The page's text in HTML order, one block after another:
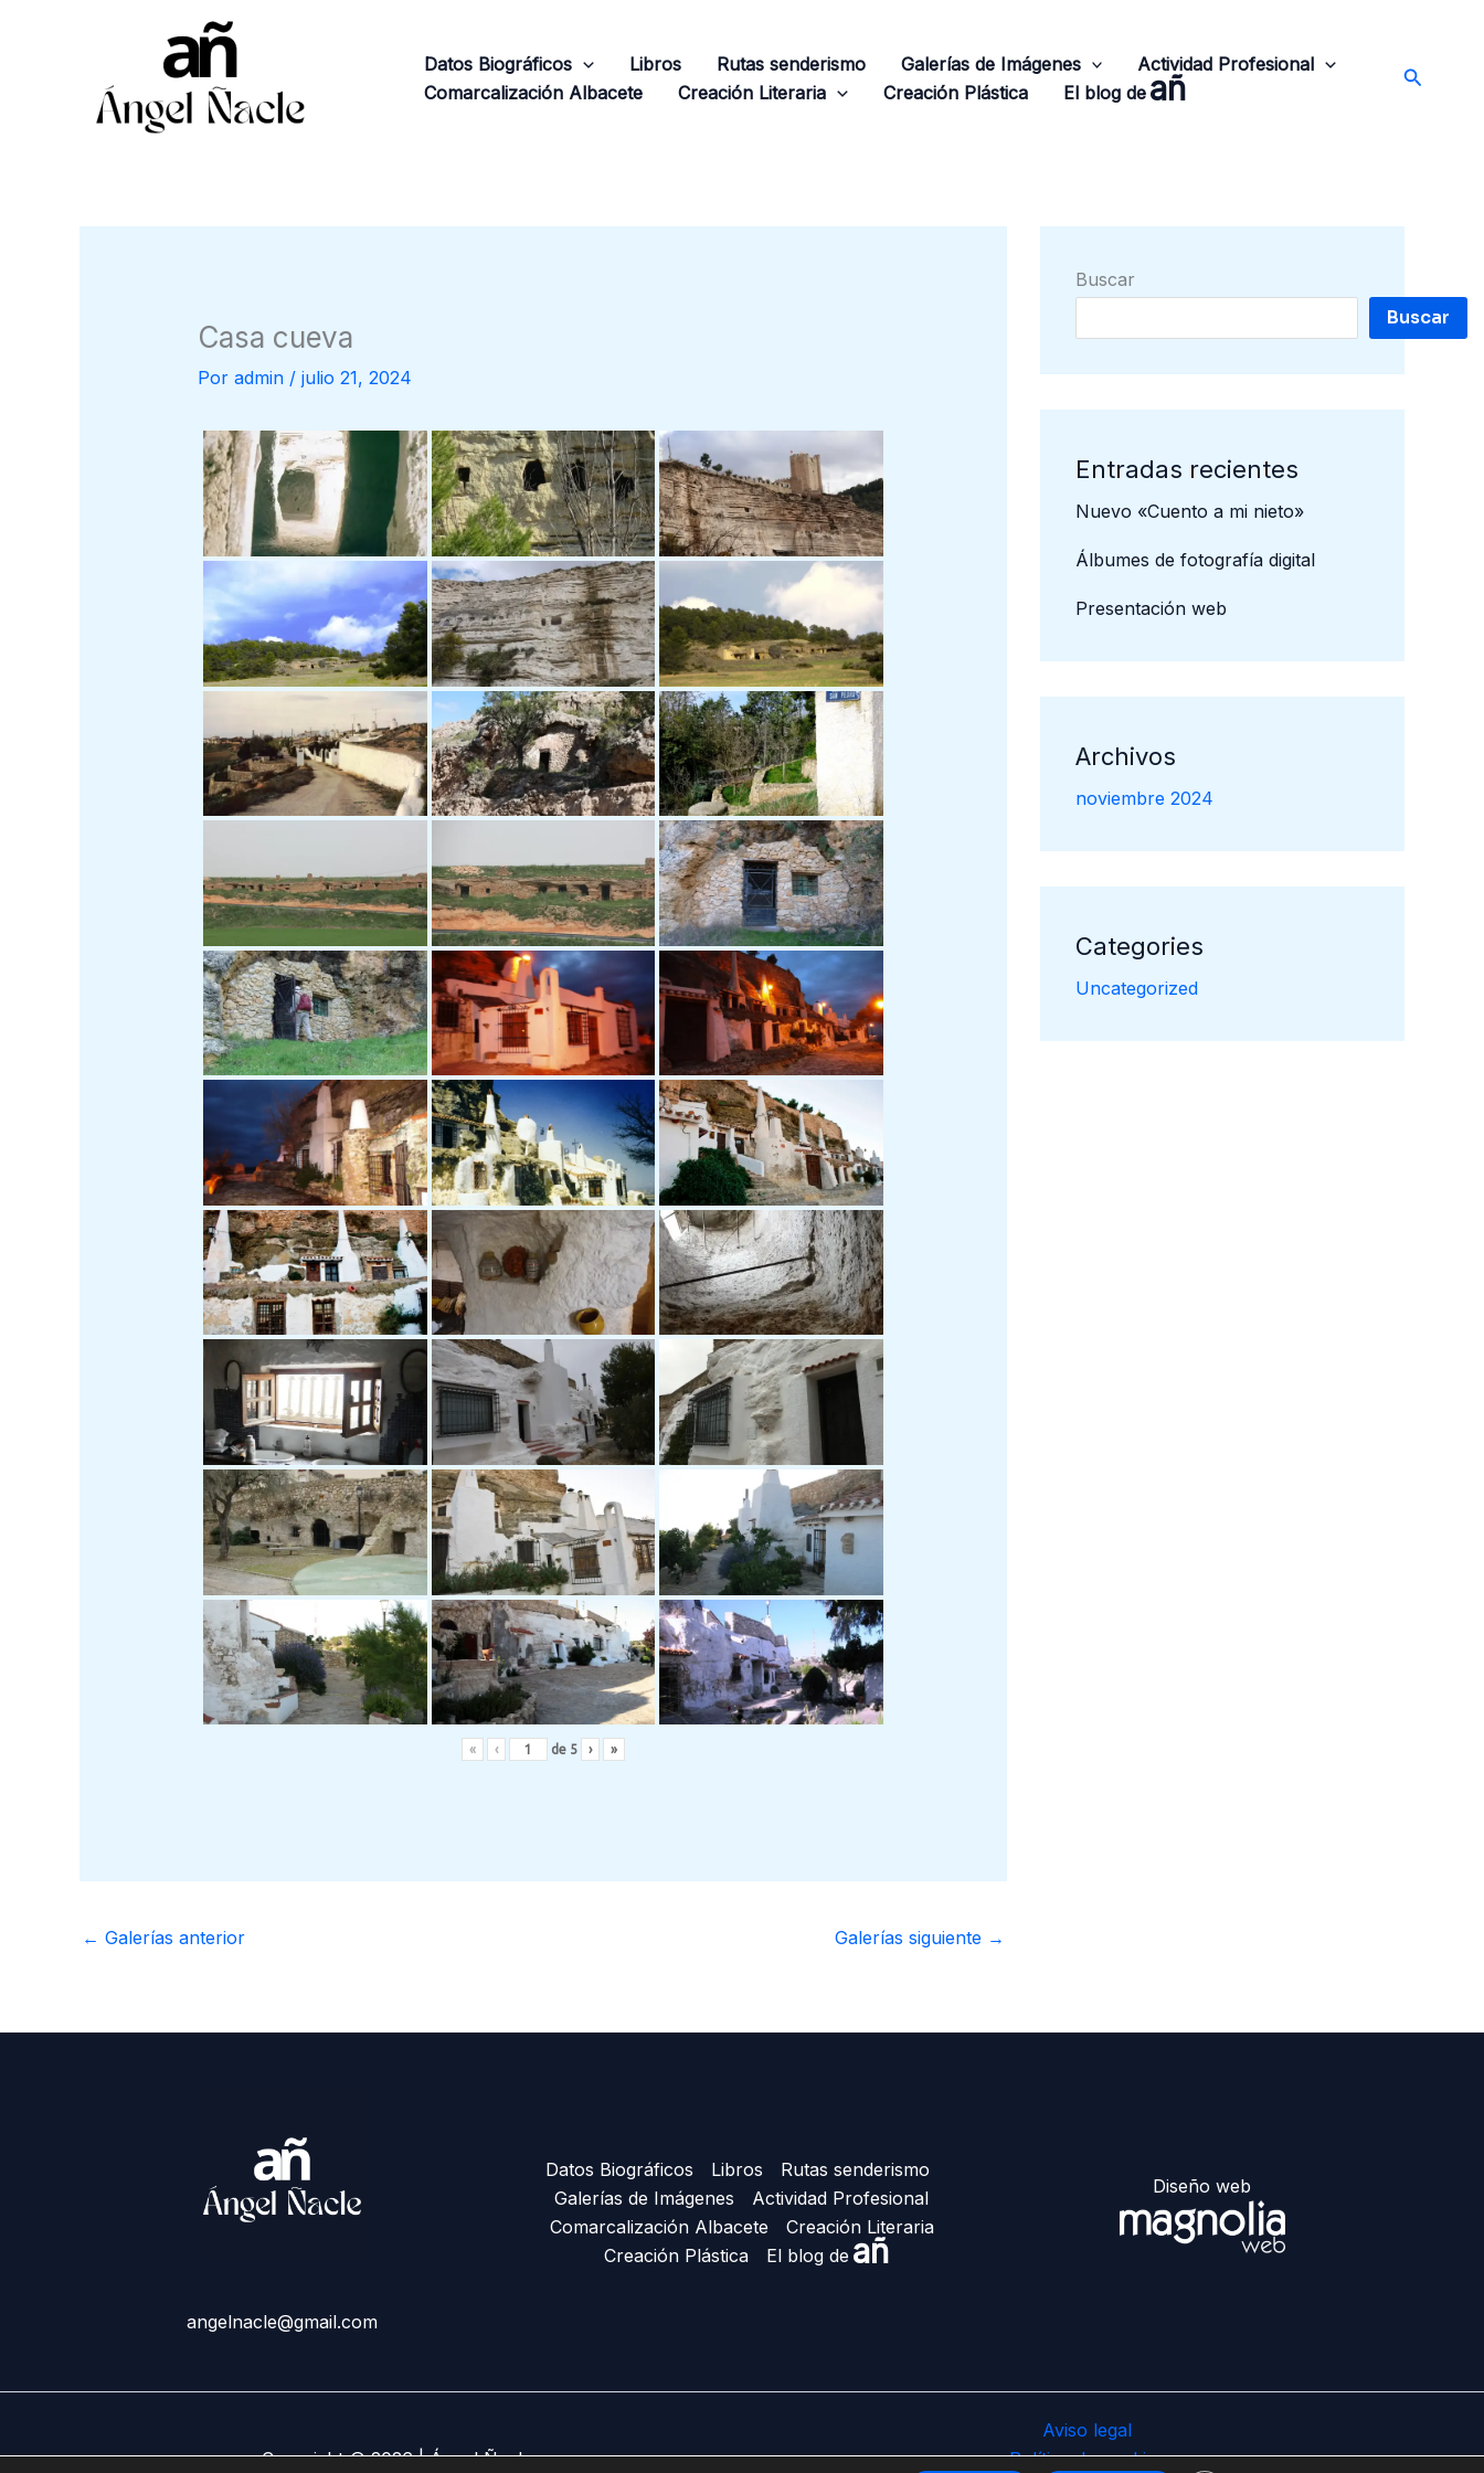
Datos Biográficos Libros Rutas senderismo Galerías de Imágenes
Actividad Profesional
Comarcalización Albacete
Creación Literaria Creación Plástica El blog de añ Buscar
Casa cueva
Por admin / julio 21, 2024
« ‹ de 5 › »
← Galerías anterior Galerías siguiente →
Buscar
Buscar
Entradas recientes
Nuevo «Cuento a mi nieto»
Álbumes de fotografía digital
Presentación web
Archivos
noviembre 2024
Categories
Uncategorized
angelnacle@gmail.com
Datos Biográficos Libros
Rutas senderismo
Galerías de Imágenes
Actividad Profesional
Comarcalización Albacete
Creación Literaria
Creación Plástica
El blog de añ
Diseño web
Copyright © 2026 | Ángel Ñacle
Aviso legal
Política de cookies